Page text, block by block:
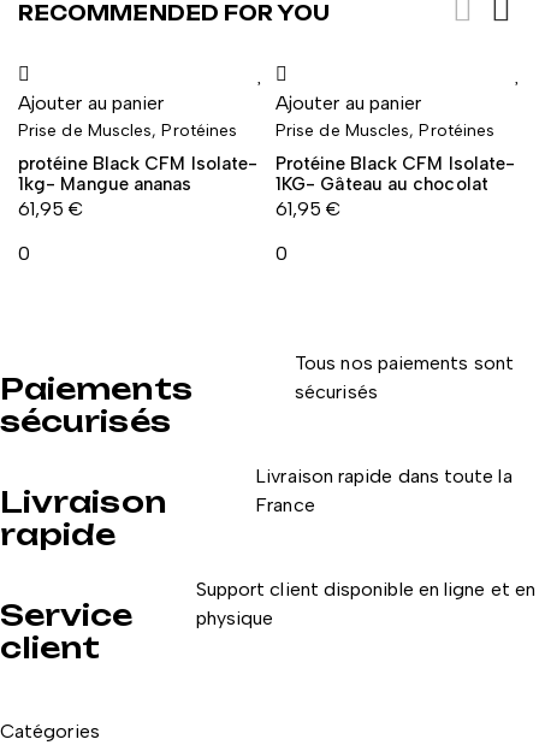
RECOMMENDED FOR YOU
Ajouter au panier
Prise de Muscles,Protéines
protéine Black CFM Isolate-
1kg- Mangue ananas
61,95€
0
Ajouter au panier
Prise de Muscles,Protéines
Protéine Black CFM Isolate-
1KG- Gâteau au chocolat
61,95€
0
Paiements
sécurisés
Tous nos paiements sont
sécurisés
Livraison
rapide
Livraison rapide dans toute la
France
Service
client
Support client disponible en ligne et en
physique
Catégories